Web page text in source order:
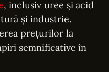
, inclusiv uree și acid
și industrie.
prețurilor la
semnificative în